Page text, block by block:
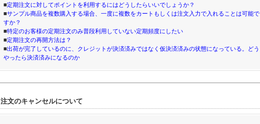
■定期注文に対してポイントを利用するにはどうしたらいいでしょうか？
■サンプル商品を複数購入する場合、一度に複数をカートもしくは注文入力で入れることは可能で
すか？
■特定のお客様の定期注文のみ普段利用していない定期頻度にしたい
■定期注文の再開方法は？
■出荷が完了しているのに、クレジットが決済済みではなく仮決済済みの状態になっている。どう
やったら決済済みになるのか
注文のキャンセルについて